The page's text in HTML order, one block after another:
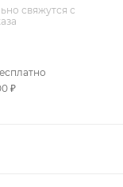
свяжутся с
₽